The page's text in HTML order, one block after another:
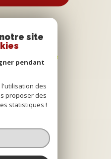
réservés
by Google
site
pendant
des
proposer des
statistiques !